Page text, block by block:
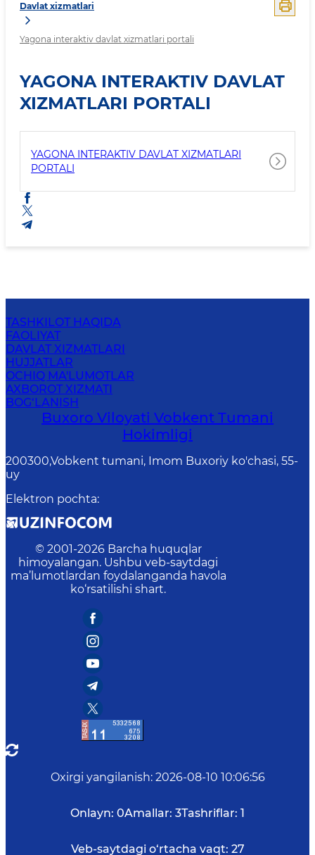
Davlat xizmatlari
Yagona interaktiv davlat xizmatlari portali
YAGONA INTERAKTIV DAVLAT
XIZMATLARI PORTALI
YAGONA INTERAKTIV DAVLAT XIZMATLARI
PORTALI
TASHKILOT HAQIDA
FAOLIYAT
DAVLAT XIZMATLARI
HUJJATLAR
OCHIQ MA'LUMOTLAR
AXBOROT XIZMATI
BOG‘LANISH
Buxoro Viloyati Vobkent Tumani
Hokimligi
200300,Vobkent tumani, Imom Buxoriy ko'chasi, 55-
uy
Elektron pochta:
© 2001-2026 Barcha huquqlar
himoyalangan. Ushbu veb-saytdagi
ma’lumotlardan foydalanganda havola
ko‘rsatilishi shart.
Oxirgi yangilanish: 2026-08-10 10:06:56
Onlayn: 0Amallar: 3Tashriflar: 1
Veb-saytdagi o‘rtacha vaqt: 27